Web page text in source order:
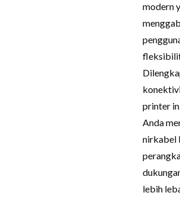
modern
printer
Anda
nirkabel
lebih